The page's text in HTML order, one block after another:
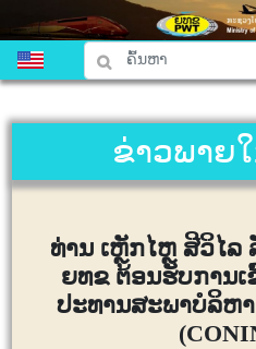
ຂ່າວພາຍ
ທ່ານ ເຫຼັກໄຫຼ ສີວິໄລ
ຍທຂ ຕ້ອນຮັບການ
ປະທານສະພາບໍລິຫ